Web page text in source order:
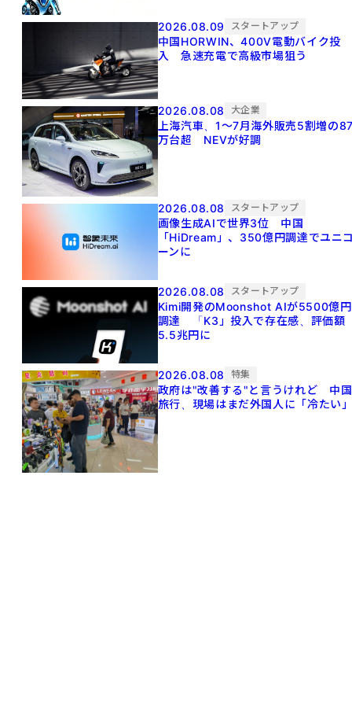
2026.08.09 スタートアップ
中国HORWIN、400V電動バイク投
入 急速充電で高級市場狙う
2026.08.08 大企業
上海汽車、1～7月海外販売5割増の
万台超 NEVが好調
2026.08.08 スタートアップ
画像生成AIで世界3位 中国
「HiDream」、350億円調達でユニ
ーンに
2026.08.08 スタートアップ
Kimi開発のMoonshot AIが5500億円
調達 「K3」投入で存在感、評価額
5.5兆円に
2026.08.08 特集
政府は"改善する"と言うけれど 中国
旅行、現場はまだ外国人に「冷たい